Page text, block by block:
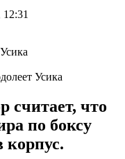
Усика
считает, что
по боксу
корпус.